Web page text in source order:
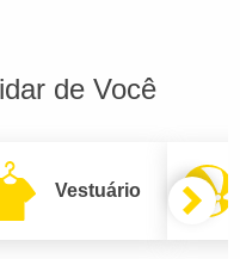
de Você
Vestuário